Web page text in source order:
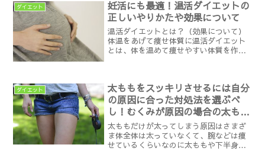
イアンサーでも紹介されたことから今日
本で超話題になっているダイエ...
ダイエット
妊活にも最適！温活ダイエットの
正しいやりかたや効果について
温活ダイエットとは？（効果について）
体温をあげて痩せ体質に温活ダイエット
とは、体を温めて痩せやすい体質を作り
す。＾体を温めるだけでダ...
ダイエット
太ももをスッキリさせるには自分
の原因に合った対処法を選ぶべ
し！むくみが原因の場合の太もも
を細くする方法
太ももだけが太ってしまう原因はさまざ
ま体全体は太っていなくて、腕などは痩
せているくらいなのに太ももや下半身だ